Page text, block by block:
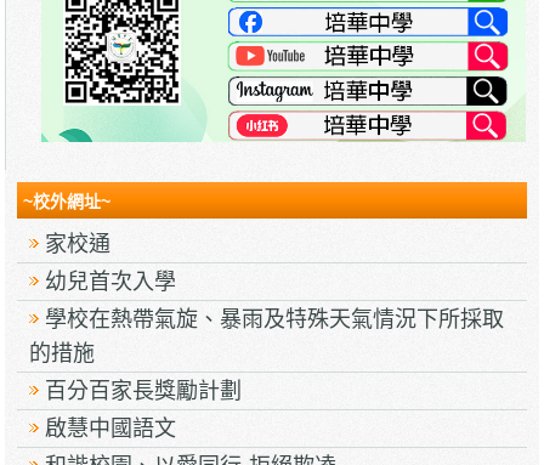
~校外網址~
家校通
幼兒首次入學
學校在熱帶氣旋、暴雨及特殊天氣情況下所採取
的措施
百分百家長獎勵計劃
啟慧中國語文